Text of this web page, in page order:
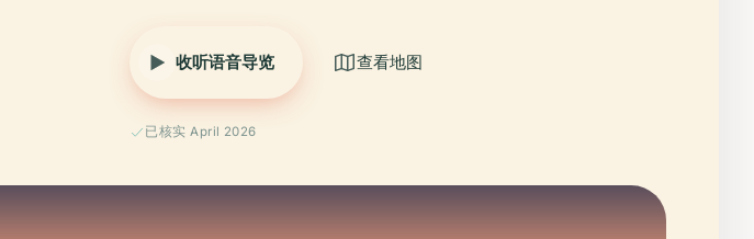
收听语音导览 查看地图
已核实 April 2026